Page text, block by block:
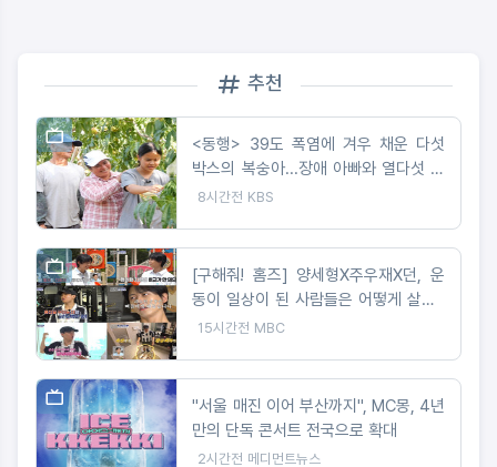
추천
<동행> 39도 폭염에 겨우 채운 다섯
박스의 복숭아...장애 아빠와 열다섯 서
현이네
8시간전 KBS
[구해줘! 홈즈] 양세형X주우재X던, 운
동이 일상이 된 사람들은 어떻게 살까?
'운동세권' 임장 특집!
15시간전 MBC
"서울 매진 이어 부산까지", MC몽, 4년
만의 단독 콘서트 전국으로 확대
2시간전 메디먼트뉴스